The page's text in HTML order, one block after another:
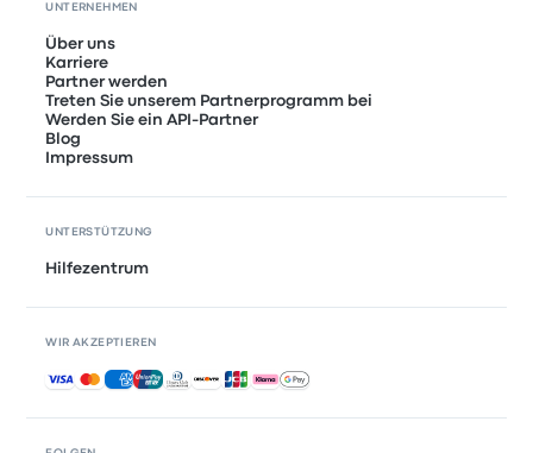
UNTERNEHMEN
Über uns
Karriere
Partner werden
Treten Sie unserem Partnerprogramm bei
Werden Sie ein API-Partner
Blog
Impressum
UNTERSTÜTZUNG
Hilfezentrum
WIR AKZEPTIEREN
Akzeptierte Zahlungsmethoden